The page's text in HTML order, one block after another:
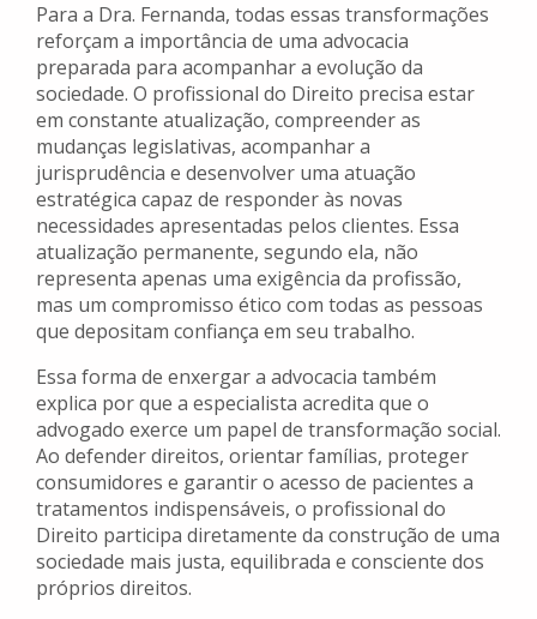
Para a Dra. Fernanda, todas essas transformações
reforçam a importância de uma advocacia
preparada para acompanhar a evolução da
sociedade. O profissional do Direito precisa estar
em constante atualização, compreender as
mudanças legislativas, acompanhar a
jurisprudência e desenvolver uma atuação
estratégica capaz de responder às novas
necessidades apresentadas pelos clientes. Essa
atualização permanente, segundo ela, não
representa apenas uma exigência da profissão,
mas um compromisso ético com todas as pessoas
que depositam confiança em seu trabalho.
Essa forma de enxergar a advocacia também
explica por que a especialista acredita que o
advogado exerce um papel de transformação social.
Ao defender direitos, orientar famílias, proteger
consumidores e garantir o acesso de pacientes a
tratamentos indispensáveis, o profissional do
Direito participa diretamente da construção de uma
sociedade mais justa, equilibrada e consciente dos
próprios direitos.